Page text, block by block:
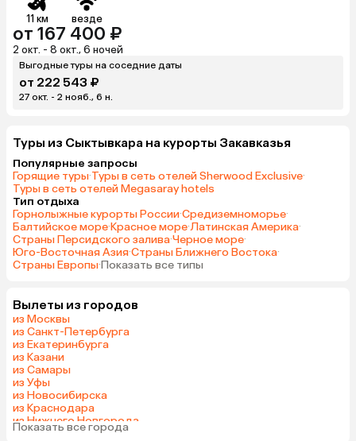
11 км везде
от 167 400 ₽
2 окт. - 8 окт., 6 ночей
Выгодные туры на соседние даты
от 222 543 ₽
27 окт. - 2 нояб., 6 н.
Туры из Сыктывкара на курорты Закавказья
Популярные запросы
Горящие туры·Туры в сеть отелей Sherwood Exclusive·
Туры в сеть отелей Megasaray hotels
Тип отдыха
Горнолыжные курорты России·Средиземноморье·
Балтийское море·Красное море·Латинская Америка·
Страны Персидского залива·Черное море·
Юго-Восточная Азия·Страны Ближнего Востока·
Страны Европы·Показать все типы
Вылеты из городов
из Москвы
из Санкт-Петербурга
из Екатеринбурга
из Казани
из Самары
из Уфы
из Новосибирска
из Краснодара
из Нижнего Новгорода
из Перми
Показать все города